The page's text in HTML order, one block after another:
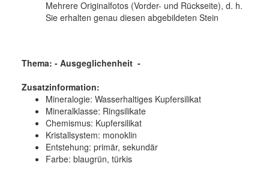
Mehrere Originalfotos (Vorder- und Rückseite), d. h.
Sie erhalten genau diesen abgebildeten Stein
Thema: - Ausgeglichenheit -
Zusatzinformation:
Mineralogie: Wasserhaltiges Kupfersilikat
Mineralklasse: Ringsilikate
Chemismus: Kupfersilikat
Kristallsystem: monoklin
Entstehung: primär, sekundär
Farbe: blaugrün, türkis